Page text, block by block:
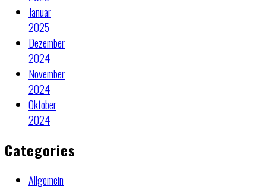
Januar
2025
Dezember
2024
November
2024
Oktober
2024
Categories
Allgemein